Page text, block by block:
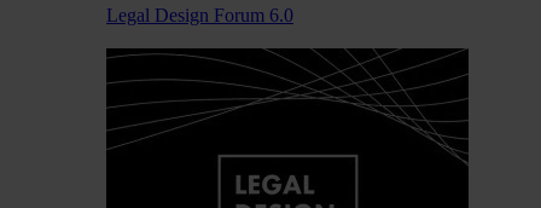
Legal Design Forum 6.0